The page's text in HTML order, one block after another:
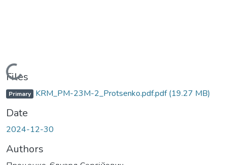
Loading...
Files
Primary KRM_PM-23M-2_Protsenko.pdf.pdf(19.27 MB)
Date
2024-12-30
Authors